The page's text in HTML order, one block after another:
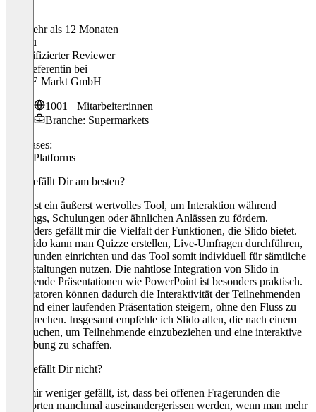
Vor mehr als 12 Monaten
Duygu
Verifizierter Reviewer
HR Referentin bei
REWE Markt GmbH
1001+ Mitarbeiter:innen
Branche: Supermarkets
Use cases:
Q&A Platforms
Was gefällt Dir am besten?
Slido ist ein äußerst wertvolles Tool, um Interaktion während
Meetings, Schulungen oder ähnlichen Anlässen zu fördern.
Besonders gefällt mir die Vielfalt der Funktionen, die Slido bietet.
Mit Slido kann man Quizze erstellen, Live-Umfragen durchführen,
Fragerunden einrichten und das Tool somit individuell für sämtliche
Veranstaltungen nutzen. Die nahtlose Integration von Slido in
bestehende Präsentationen wie PowerPoint ist besonders praktisch.
Moderatoren können dadurch die Interaktivität der Teilnehmenden
während einer laufenden Präsentation steigern, ohne den Fluss zu
unterbrechen. Insgesamt empfehle ich Slido allen, die nach einem
Tool suchen, um Teilnehmende einzubeziehen und eine interaktive
Umgebung zu schaffen.
Was gefällt Dir nicht?
Was mir weniger gefällt, ist, dass bei offenen Fragerunden die
Antworten manchmal auseinandergerissen werden, wenn man mehr